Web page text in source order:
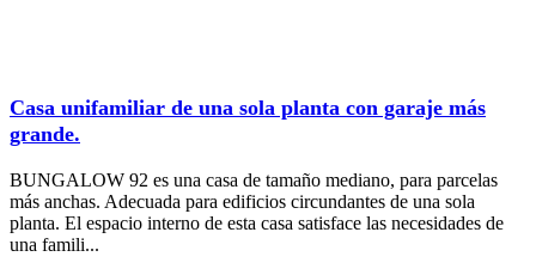
Casa unifamiliar de una sola planta con garaje más
grande.
BUNGALOW 92 es una casa de tamaño mediano, para parcelas
más anchas. Adecuada para edificios circundantes de una sola
planta. El espacio interno de esta casa satisface las necesidades de
una famili...